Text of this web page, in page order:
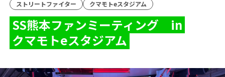
ストリートファイター
クマモトeスタジアム
SS熊本ファンミーティング in
クマモトeスタジアム